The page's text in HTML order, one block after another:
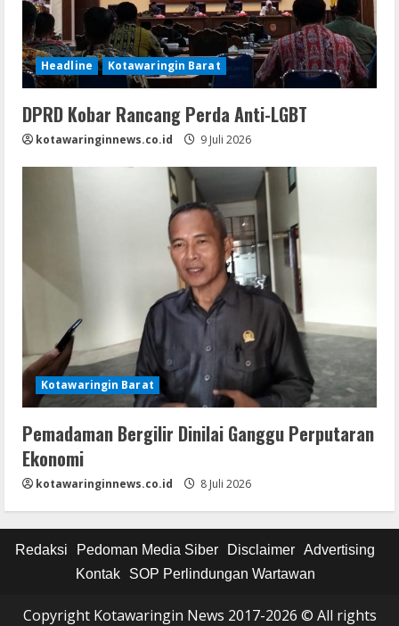
Headline Kotawaringin Barat
DPRD Kobar Rancang Perda Anti-LGBT
kotawaringinnews.co.id 9 Juli 2026
Kotawaringin Barat
Pemadaman Bergilir Dinilai Ganggu Perputaran
Ekonomi
kotawaringinnews.co.id 8 Juli 2026
Redaksi Pedoman Media Siber Disclaimer Advertising
Kontak
SOP Perlindungan Wartawan
Copyright Kotawaringin News 2017-2026 © All rights